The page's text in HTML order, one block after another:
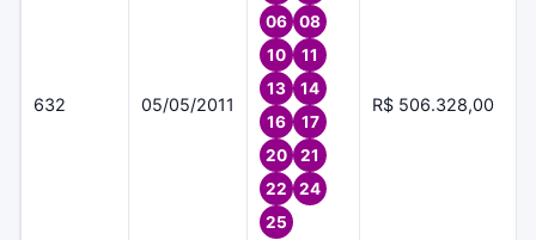
632 05/05/2011
06
08
10
11
13
14
16
17
20
21
22
24
25
R$ 506.328,00